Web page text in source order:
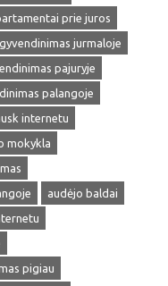
prie juros
jurmaloje
pajuryje
palangoje
internetu
mokykla
audėjo baldai
pigiau